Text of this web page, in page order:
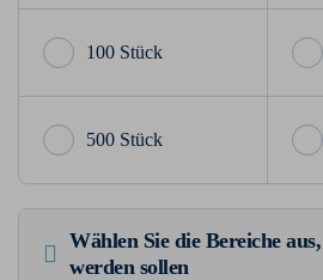
100 Stück
500 Stück
Wählen Sie die Bereiche
werden sollen